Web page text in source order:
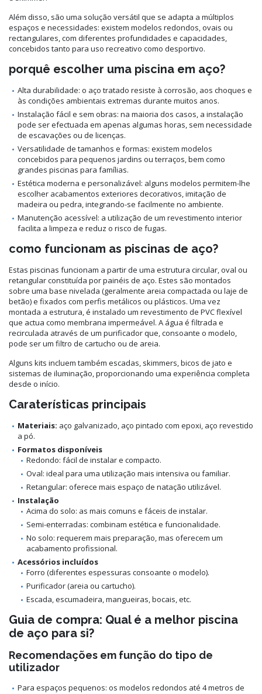
Além disso, são uma solução versátil que se adapta a múltiplos
espaços e necessidades: existem modelos redondos, ovais ou
rectangulares, com diferentes profundidades e capacidades,
concebidos tanto para uso recreativo como desportivo.
porquê escolher uma piscina em aço?
Alta durabilidade: o aço tratado resiste à corrosão, aos choques e
às condições ambientais extremas durante muitos anos.
Instalação fácil e sem obras: na maioria dos casos, a instalação
pode ser efectuada em apenas algumas horas, sem necessidade
de escavações ou de licenças.
Versatilidade de tamanhos e formas: existem modelos
concebidos para pequenos jardins ou terraços, bem como
grandes piscinas para famílias.
Estética moderna e personalizável: alguns modelos permitem-lhe
escolher acabamentos exteriores decorativos, imitação de
madeira ou pedra, integrando-se facilmente no ambiente.
Manutenção acessível: a utilização de um revestimento interior
facilita a limpeza e reduz o risco de fugas.
como funcionam as piscinas de aço?
Estas piscinas funcionam a partir de uma estrutura circular, oval ou
retangular constituída por painéis de aço. Estes são montados
sobre uma base nivelada (geralmente areia compactada ou laje de
betão) e fixados com perfis metálicos ou plásticos. Uma vez
montada a estrutura, é instalado um revestimento de PVC flexível
que actua como membrana impermeável. A água é filtrada e
recirculada através de um purificador que, consoante o modelo,
pode ser um filtro de cartucho ou de areia.
Alguns kits incluem também escadas, skimmers, bicos de jato e
sistemas de iluminação, proporcionando uma experiência completa
desde o início.
Caraterísticas principais
Materiais: aço galvanizado, aço pintado com epoxi, aço revestido
a pó.
Formatos disponíveis
Redondo: fácil de instalar e compacto.
Oval: ideal para uma utilização mais intensiva ou familiar.
Retangular: oferece mais espaço de natação utilizável.
Instalação
Acima do solo: as mais comuns e fáceis de instalar.
Semi-enterradas: combinam estética e funcionalidade.
No solo: requerem mais preparação, mas oferecem um
acabamento profissional.
Acessórios incluídos
Forro (diferentes espessuras consoante o modelo).
Purificador (areia ou cartucho).
Escada, escumadeira, mangueiras, bocais, etc.
Guia de compra: Qual é a melhor piscina
de aço para si?
Recomendações em função do tipo de
utilizador
Para espaços pequenos: os modelos redondos até 4 metros de